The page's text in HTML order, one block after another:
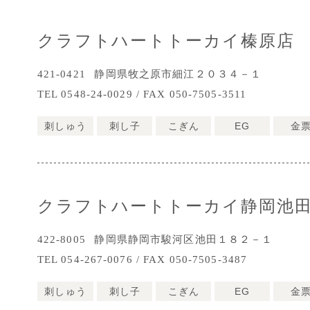
クラフトハートトーカイ榛原店
421-0421
静岡県牧之原市細江２０３４－１
TEL 0548-24-0029 / FAX 050-7505-3511
刺しゅう 刺し子 こぎん EG 金票
クラフトハートトーカイ静岡池
422-8005
静岡県静岡市駿河区池田１８２－１
TEL 054-267-0076 / FAX 050-7505-3487
刺しゅう 刺し子 こぎん EG 金票